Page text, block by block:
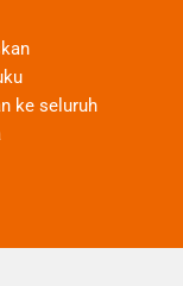
ke seluruh